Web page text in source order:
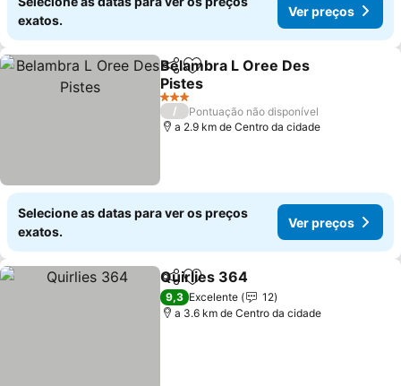
exatos.
Ver preços
PartilharAdicionar aos favoritos
Belambra L Oree Des
Pistes
3 Estrelas
/
Pontuação não disponível
a 2.9 km de Centro da cidade
Selecione as datas para ver os preços
exatos.
Ver preços
PartilharAdicionar aos favoritos
Quirlies 364
9,3 Excelente
12
a 3.6 km de Centro da cidade